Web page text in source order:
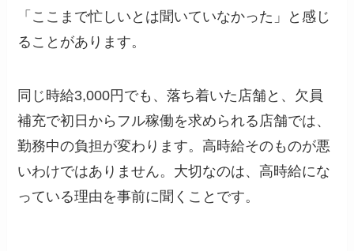
「ここまで忙しいとは聞いていなかった」と感じ
ることがあります。
同じ時給3,000円でも、落ち着いた店舗と、欠員
補充で初日からフル稼働を求められる店舗では、
勤務中の負担が変わります。高時給そのものが悪
いわけではありません。大切なのは、高時給にな
っている理由を事前に聞くことです。